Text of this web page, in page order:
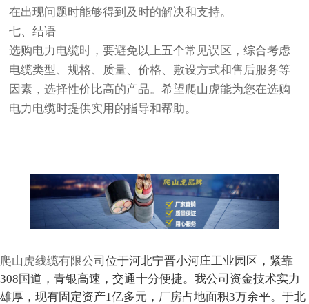
在出现问题时能够得到及时的解决和支持。
七、结语
选购电力电缆时，要避免以上五个常见误区，综合考虑
电缆类型、规格、质量、价格、敷设方式和售后服务等
因素，选择性价比高的产品。希望爬山虎能为您在选购
电力电缆时提供实用的指导和帮助。
爬山虎线缆有限公司 位于河北宁晋小河庄工业园区，紧靠
308国道，青银高速，交通十分便捷。我公司资金技术实力
雄厚，现有固定资产1亿多元，厂房占地面积3万余平。于北